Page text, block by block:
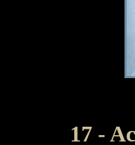
17 -